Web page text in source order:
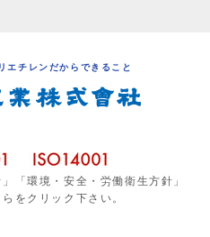
エチレンだからできること
」「環境・安全・労働衛生方針」
をクリック下さい。